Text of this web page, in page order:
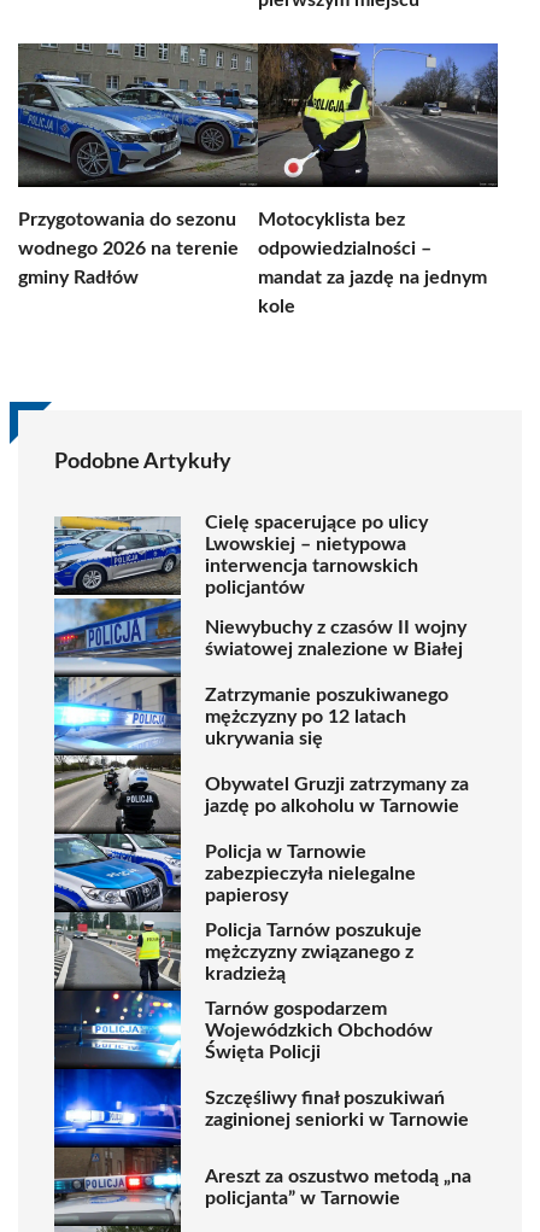
Przygotowania do sezonu
wodnego 2026 na terenie
gminy Radłów
Motocyklista bez
odpowiedzialności –
mandat za jazdę na jednym
kole
Podobne Artykuły
Cielę spacerujące po ulicy
Lwowskiej – nietypowa
interwencja tarnowskich
policjantów
Niewybuchy z czasów II wojny
światowej znalezione w Białej
Zatrzymanie poszukiwanego
mężczyzny po 12 latach
ukrywania się
Obywatel Gruzji zatrzymany za
jazdę po alkoholu w Tarnowie
Policja w Tarnowie
zabezpieczyła nielegalne
papierosy
Policja Tarnów poszukuje
mężczyzny związanego z
kradzieżą
Tarnów gospodarzem
Wojewódzkich Obchodów
Święta Policji
Szczęśliwy finał poszukiwań
zaginionej seniorki w Tarnowie
Areszt za oszustwo metodą „na
policjanta” w Tarnowie